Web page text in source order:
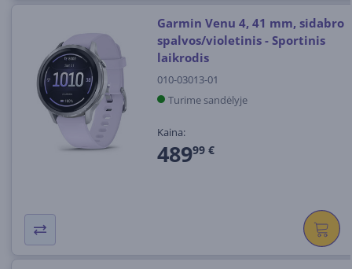
Garmin Venu 4, 41 mm, sidabro
spalvos/violetinis - Sportinis
laikrodis
010-03013-01
Turime sandėlyje
Kaina:
48999 €